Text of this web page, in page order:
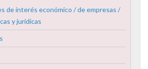
de interés económico / de empresas /
y jurídicas